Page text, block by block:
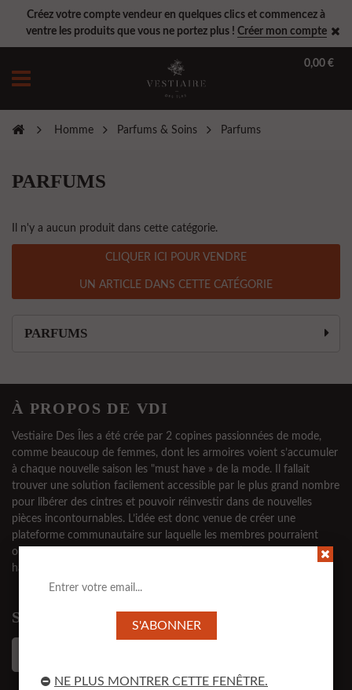
Créez votre compte vendeur en quelques clics et commencez à
ventre les produits que vous ne portez plus ! Créer mon compte
0,00 €
Homme Parfums & Soins Parfums
PARFUMS
PARFUMS
Il n'y a aucun produit dans cette catégorie.
CLIQUER ICI POUR VENDRE
UN ARTICLE DANS CETTE CATÉGORIE
À PROPOS DE VDI
Vestiaire Des Îles a été crée par 2 copines passionnées de mode,
comme beaucoup de femmes, dont les armoires voient s’accumuler
à chaque nouvelle saison les "must have » de la mode. Il fallait
trouver une solution facilement accessible par le plus grand nombre
pour libérer des cintres et pouvoir réinvestir dans de nouvelles
pièces incontournables. L’idée est donc venue de créer une
plateforme communautaire sur laquelle les membres pourraient
ouvrir leurs dressings, acheter et vendre des articles tendance et
haut de gamme, tout en préservant leur anonymat.
SUIVEZ-NOUS
NE PLUS MONTRER CETTE FENÊTRE.